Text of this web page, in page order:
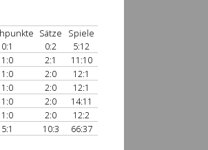
Sätze
Spiele
0:1 0:2
5:12
1:0 2:1
11:10
1:0 2:0
12:1
1:0 2:0
12:1
1:0 2:0
14:11
1:0 2:0
12:2
5:1 10:3
66:37